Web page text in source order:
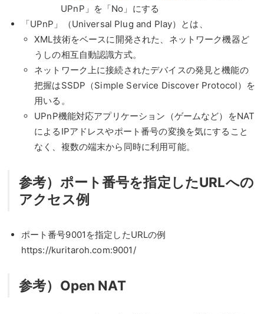
UPnP」を「No」にする
「UPnP」（Universal Plug and Play）とは、
XML技術をベースに開発された、ネットワーク機器ど
うしの相互自動認識方式。
ネットワーク上に接続されたデバイスの発見と機能の
把握はSSDP（Simple Service Discover Protocol）を
用いる。
UPnP機能対応アプリケーション（ゲームなど）をNAT
によるIPアドレスやポート番号の変換を気にすること
なく、複数の端末から同時に利用可能。
参考）ポート番号を指定したURLへの
アクセス例
ポート番号9001を指定したURLの例
https://kuritaroh.com:9001/
参考）Open NAT